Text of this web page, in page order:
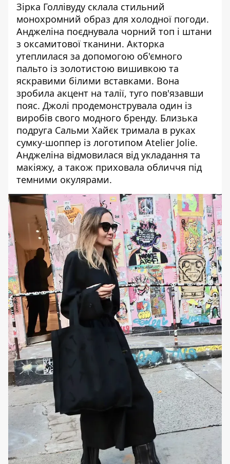
Зірка Голлівуду склала стильний
монохромний образ для холодної погоди.
Анджеліна поєднувала чорний топ і штани
з оксамитової тканини. Акторка
утеплилася за допомогою об'ємного
пальто із золотистою вишивкою та
яскравими білими вставками. Вона
зробила акцент на талії, туго пов'язавши
пояс. Джолі продемонструвала один із
виробів свого модного бренду. Близька
подруга Сальми Хайєк тримала в руках
сумку-шоппер із логотипом Atelier Jolie.
Анджеліна відмовилася від укладання та
макіяжу, а також приховала обличчя під
темними окулярами.